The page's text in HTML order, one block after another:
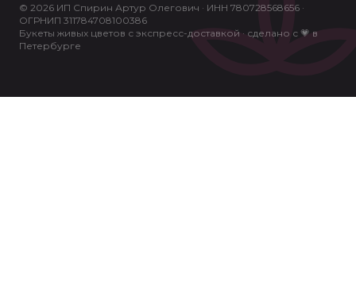
© 2026 ИП Спирин Артур Олегович · ИНН 780728568656 ·
ОГРНИП 311784708100386
Букеты живых цветов с экспресс-доставкой · сделано с 💗 в
Петербурге